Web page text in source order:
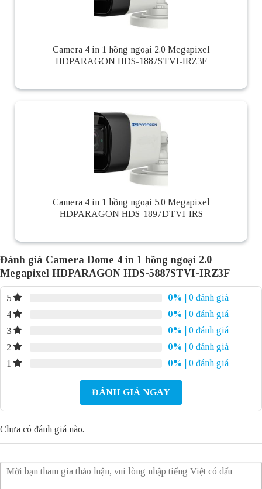
Camera 4 in 1 hồng ngoại 2.0 Megapixel
HDPARAGON HDS-1887STVI-IRZ3F
Camera 4 in 1 hồng ngoại 5.0 Megapixel
HDPARAGON HDS-1897DTVI-IRS
Đánh giá Camera Dome 4 in 1 hồng ngoại 2.0
Megapixel HDPARAGON HDS-5887STVI-IRZ3F
5 0%
| 0 đánh giá
4
0%
| 0 đánh giá
3
0%
| 0 đánh giá
2
0%
| 0 đánh giá
1
0% | 0 đánh giá
ĐÁNH GIÁ NGAY
Chưa có đánh giá nào.